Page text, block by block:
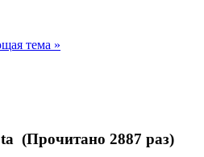
тема »
(Прочитано 2887 раз)